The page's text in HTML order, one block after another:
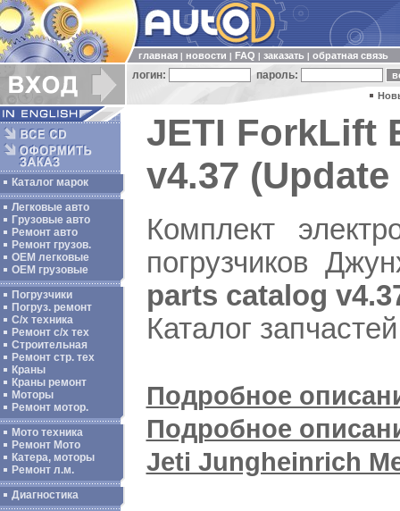
главная новости FAQ заказать обратная связь
логин: пароль:
Каталог марок
Легковые авто
Грузовые авто
Ремонт авто
Ремонт грузов.
ОЕМ легковые
OEM грузовые
Погрузчики
Погруз. ремонт
С/х техника
Ремонт с/х тех
Строительная
Ремонт стр. тех
Краны
Краны ремонт
Моторы
Ремонт мотор.
Мото техника
Ремонт Мото
Катера, моторы
Ремонт л.м.
Диагностика
JETI ForkLift
v4.37 (Update
Комплект
погрузчиков
parts catalog
Каталог
Подробное
Подробное
Jeti Jungheinrich